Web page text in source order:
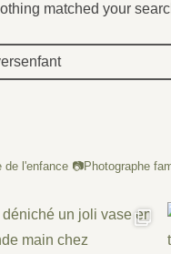
matched your
de l'enfance 📷Photographe